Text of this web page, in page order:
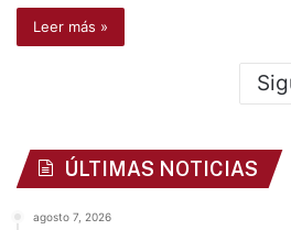
Leer más »
ÚLTIMAS NOTICIAS
agosto 7, 2026